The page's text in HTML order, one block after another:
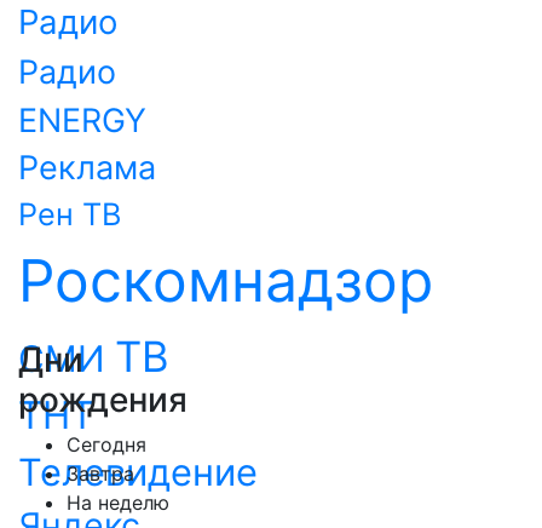
Радио
Радио
ENERGY
Реклама
Рен ТВ
Роскомнадзор
СМИ ТВ
ТНТ
Телевидение
Дни
рождения
Сегодня
Завтра
На неделю